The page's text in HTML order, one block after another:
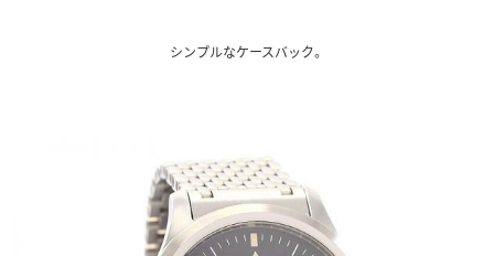
シンプルなケースバック。